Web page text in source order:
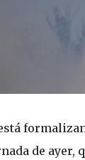
de ayer,